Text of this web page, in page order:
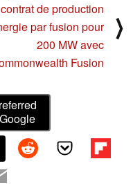
contrat de production
par fusion pour
200 MW avec
Fusion
⟩